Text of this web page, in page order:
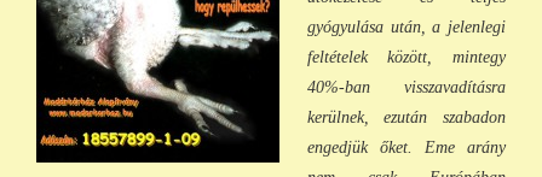
gyógyulása után, a jelenlegi
feltételek között, mintegy
40%-ban visszavadításra
kerülnek, ezután szabadon
engedjük őket. Eme arány